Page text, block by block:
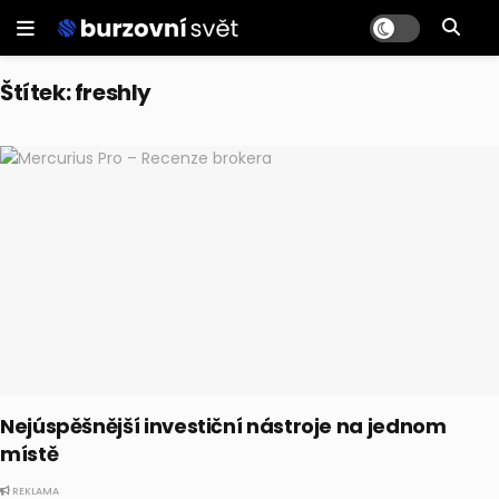
Štítek:freshly
Nejúspěšnější investiční nástroje na jednom
místě
REKLAMA